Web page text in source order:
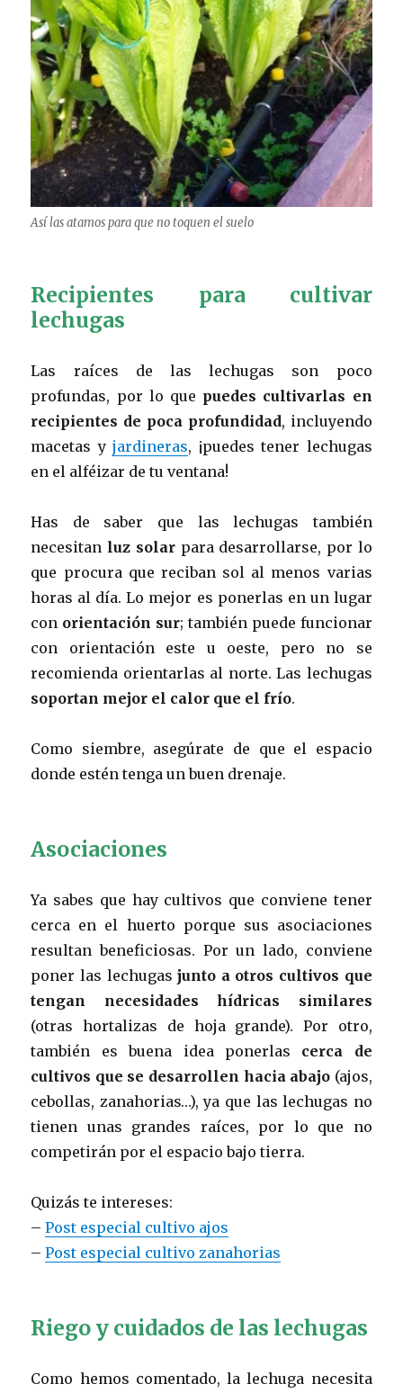
Así las atamos para que no toquen el suelo
Recipientes para cultivar
lechugas
Las raíces de las lechugas son poco
profundas, por lo que puedes cultivarlas en
recipientes de poca profundidad, incluyendo
macetas yjardineras, ¡puedes tener lechugas
en el alféizar de tu ventana!
Has de saber que las lechugas también
necesitan luz solarpara desarrollarse, por lo
que procura que reciban sol al menos varias
horas al día. Lo mejor es ponerlas en un lugar
con orientación sur; también puede funcionar
con orientación este u oeste, pero no se
recomienda orientarlas al norte. Las lechugas
soportan mejor el calor que el frío.
Como siembre, asegúrate de que el espacio
donde estén tenga un buen drenaje.
Asociaciones
Ya sabes que hay cultivos que conviene tener
cerca en el huerto porque sus asociaciones
resultan beneficiosas. Por un lado, conviene
poner las lechugasjunto a otros cultivos que
tengan necesidades hídricas similares
(otras hortalizas de hoja grande). Por otro,
también es buena idea ponerlas cerca de
cultivos que se desarrollen hacia abajo (ajos,
cebollas, zanahorias…), ya que las lechugas no
tienen unas grandes raíces, por lo que no
competirán por el espacio bajo tierra.
Quizás te intereses:
–Post especial cultivo ajos
–Post especial cultivo zanahorias
Riego y cuidados de las lechugas
Como hemos comentado, la lechuga necesita